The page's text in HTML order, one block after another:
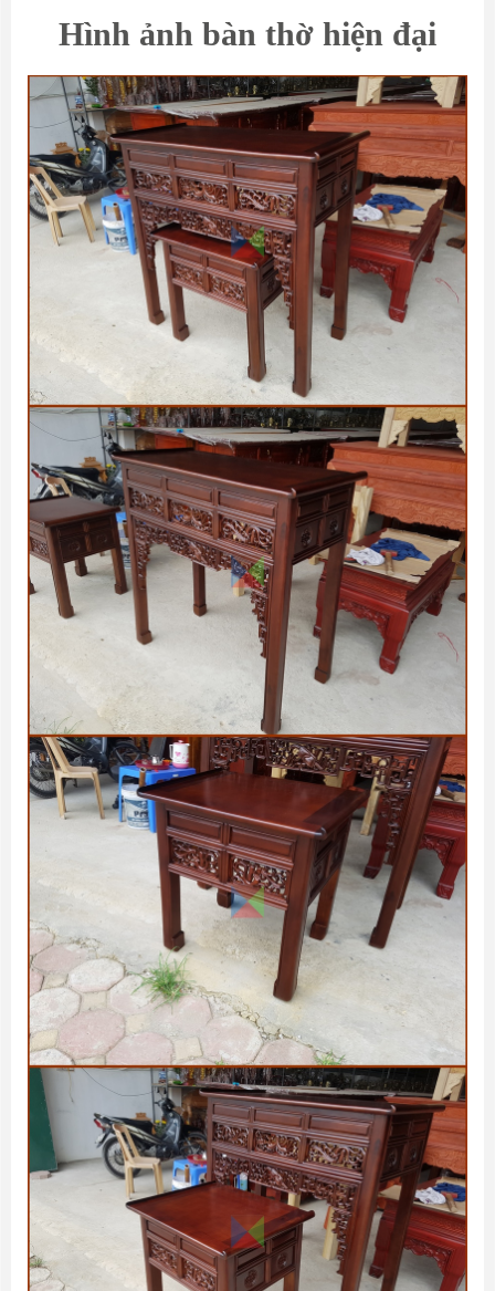
Hình ảnh bàn thờ hiện đại